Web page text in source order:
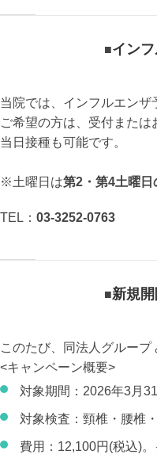
イン
当院では、インフルエンザ
ご希望の方は、受付または
当日接種も可能です。
※土曜日は第2・第4土曜日
TEL： 03-3252-0763
新規
このたび、同法人グループ
<キャンペーン概要>
対象期間：2026年3月
対象検査：頸椎・腰椎
費用：12,100円(税込)